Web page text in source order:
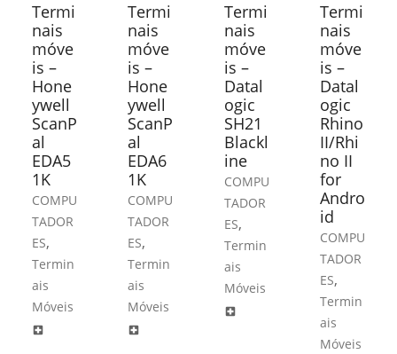
Termi
nais
móve
is –
Hone
ywell
ScanP
al
EDA5
1K
COMPU
TADOR
ES,
Termin
ais
Móveis
local_hospital
Termi
nais
móve
is –
Hone
ywell
ScanP
al
EDA6
1K
COMPU
TADOR
ES,
Termin
ais
Móveis
local_hospital
Termi
nais
móve
is –
Datal
ogic
SH21
Blackl
ine
COMPU
TADOR
ES,
Termin
ais
Móveis
local_hospital
Termi
nais
móve
is –
Datal
ogic
Rhino
II/Rhi
no II
for
Andro
id
COMPU
TADOR
ES,
Termin
ais
Móveis